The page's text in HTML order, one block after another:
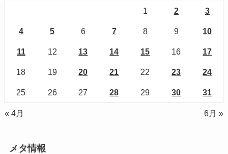
1 2 3
4 5 6 7 8 9 10
11 12 13 14 15 16 17
18 19 20 21 22 23 24
25 26 27 28 29 30 31
« 4月 6月 »
メタ情報